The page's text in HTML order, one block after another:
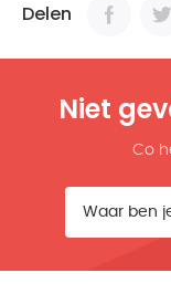
Delen
Niet
Co